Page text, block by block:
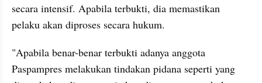
secara intensif. Apabila terbukti, dia memastikan
pelaku akan diproses secara hukum.
"Apabila benar-benar terbukti adanya anggota
Paspampres melakukan tindakan pidana seperti yang